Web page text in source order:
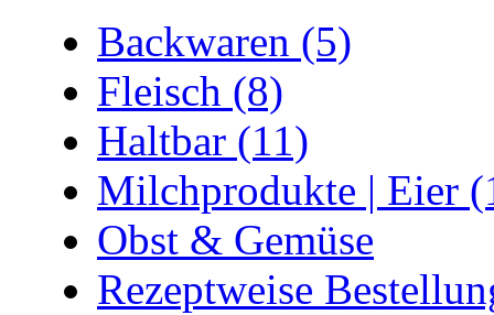
Backwaren (5)
Fleisch (8)
Haltbar (11)
Milchprodukte | Eier
Obst & Gemüse
Rezeptweise